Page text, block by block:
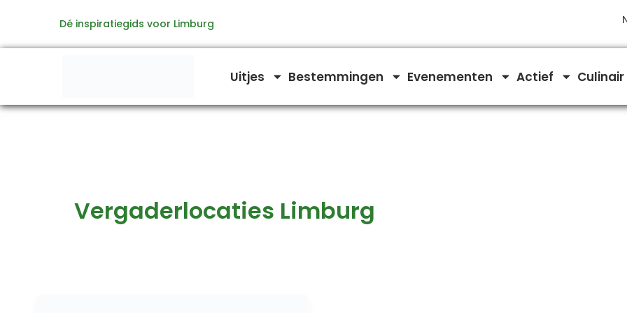
de
Dé inspiratiegids voor Limburg
Uitjes Bestemmingen Evenementen Actief Culinair
Vergaderlocaties Limburg